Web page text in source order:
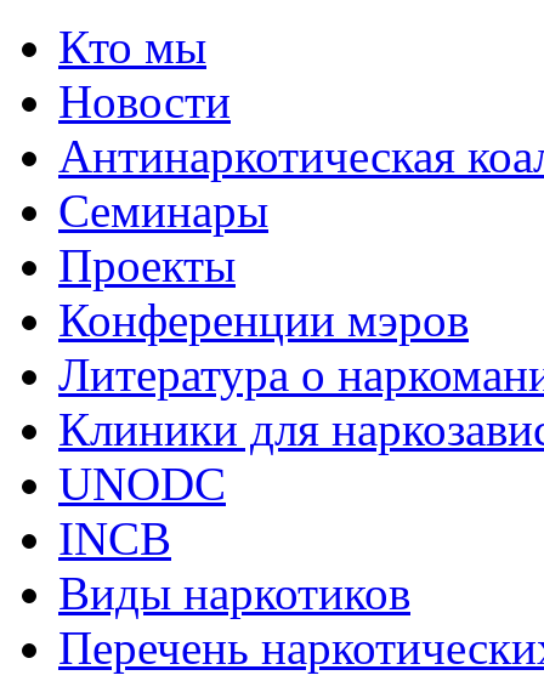
Кто мы
Новости
Антинаркотическая
Семинары
Проекты
Конференции мэров
Литература о
Клиники для
UNODC
INCB
Виды наркотиков
Перечень